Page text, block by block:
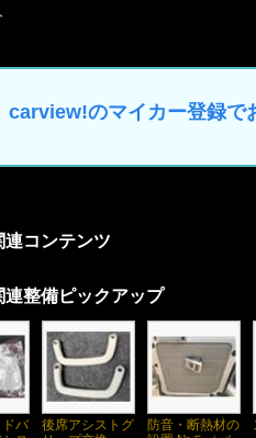
carview!のマイカー登録で
連コンテンツ
連整備ピックアップ
バ
後席アシストグ
防音・断熱材の